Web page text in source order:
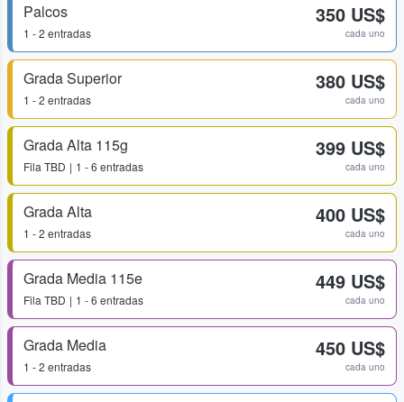
Palcos
1 - 2 entradas
350 US$
cada uno
Grada Superior
1 - 2 entradas
380 US$
cada uno
Grada Alta 115g
Fila TBD 1 - 6 entradas
399 US$
cada uno
Grada Alta
1 - 2 entradas
400 US$
cada uno
Grada Media 115e
Fila TBD 1 - 6 entradas
449 US$
cada uno
Grada Media
1 - 2 entradas
450 US$
cada uno